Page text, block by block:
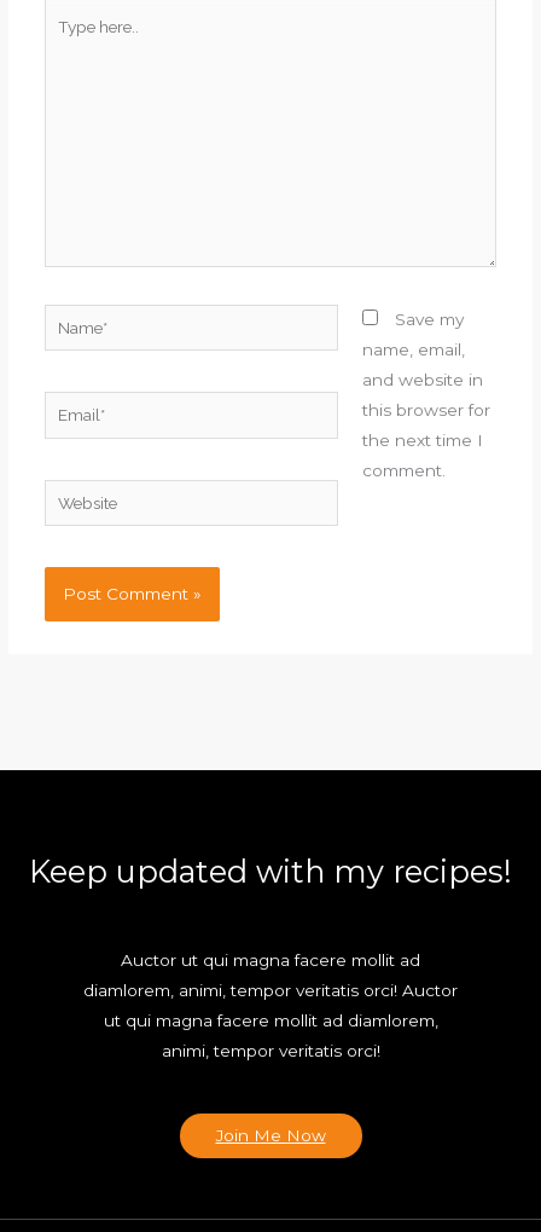
here..
Email*
Website
Save my
name, email,
and website in
this browser for
the next time I
comment.
Keep updated with my recipes!
Auctor ut qui magna facere mollit ad
diamlorem, animi, tempor veritatis orci! Auctor
ut qui magna facere mollit ad diamlorem,
animi, tempor veritatis orci!
Join Me Now